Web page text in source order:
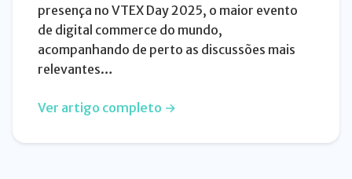
presença no VTEX Day 2025, o maior evento
de digital commerce do mundo,
acompanhando de perto as discussões mais
relevantes…
Ver artigo completo →